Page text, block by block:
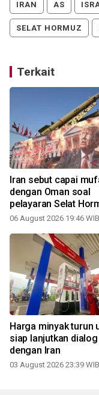
IRAN AS
SELAT HORMUZ
Terkait
Iran sebut capai
dengan Oman soal
pelayaran Selat
06 August 2026 19:46 WIB
Harga minyak turun
siap lanjutkan dialog
dengan Iran
03 August 2026 23:39 WIB